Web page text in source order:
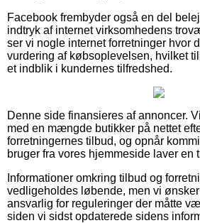
Facebook frembyder også en del
indtryk af internet virksomhedens
ser vi nogle internet forretninger hvor
vurdering af købsoplevelsen, hvilket
et indblik i kundernes tilfredshed.
Denne side finansieres af annoncer.
med en mængde butikker på nettet
forretningernes tilbud, og opnår
bruger fra vores hjemmeside laver en
Informationer omkring tilbud og
vedligeholdes løbende, men vi
ansvarlig for reguleringer der måtte
siden vi sidst opdaterede sidens